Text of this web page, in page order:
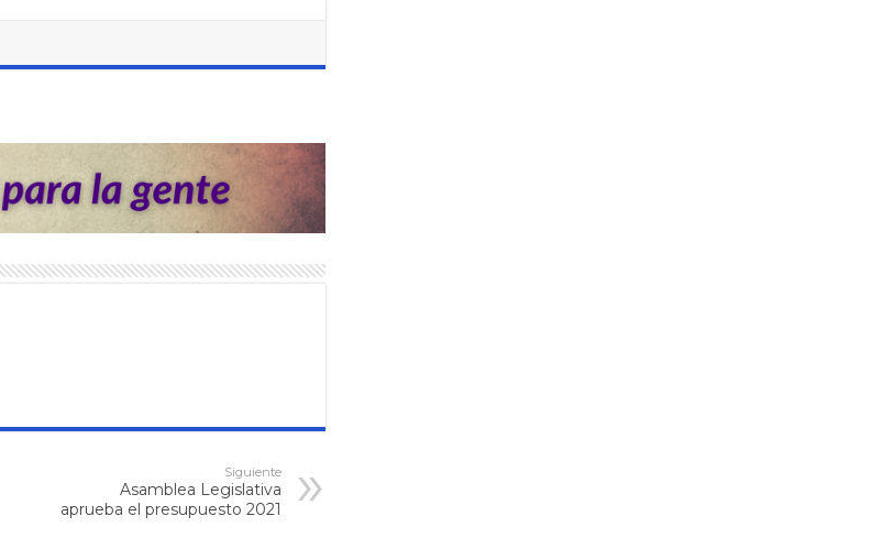
Siguiente
Asamblea Legislativa
aprueba el presupuesto 2021